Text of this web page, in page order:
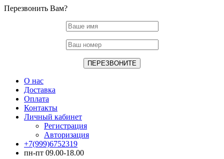
Перезвонить Вам?
О нас
Доставка
Оплата
Контакты
Личный кабинет
Регистрация
Авторизация
+7(999)6752319
пн-пт 09.00-18.00